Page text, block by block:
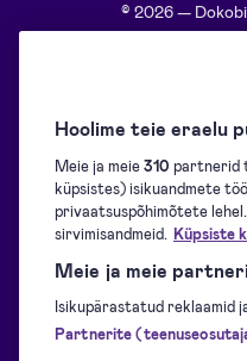
© 2026 —
QTSP,
Hoolime teie eraelu
Meie ja meie310 partnerid
küpsistes) isikuandmete
privaatsuspõhimõtete
sirvimisandmeid. Küpsiste
Meie ja meie
Isikupärastatud reklaamid
Partnerite